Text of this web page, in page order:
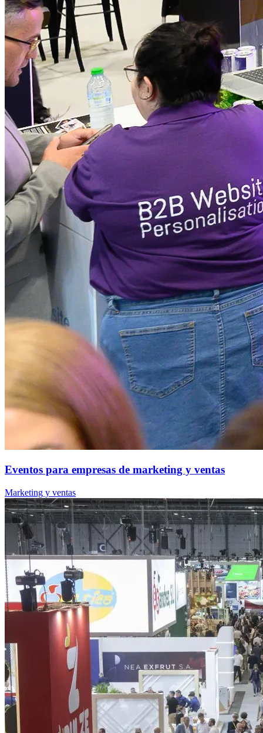
Eventos para empresas de marketing y ventas
Marketing y ventas